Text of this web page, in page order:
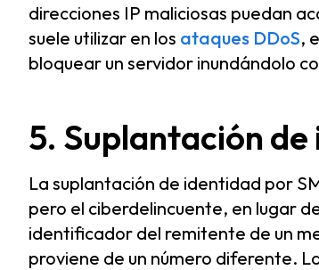
direcciones IP maliciosas puedan
suele utilizar en los ataques DDoS,
bloquear un servidor inundándolo
5. Suplantación
La suplantación de identidad por
pero el ciberdelincuente, en lugar
identificador del remitente de un
proviene de un número diferente.